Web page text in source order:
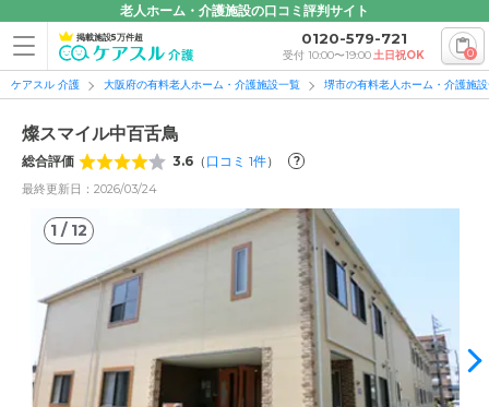
老人ホーム・介護施設の口コミ評判サイト
掲載施設5万件超 0120-579-721
受付 10:00〜19:00土日祝OK 0
ケアスル 介護 大阪府の有料老人ホーム・介護施設一覧 堺市の有料老人ホーム・介護施
燦スマイル中百舌鳥
総合評価 3.6 （ 口コミ 1件） ?
最終更新日：2026/03/24
1 / 12
1/12